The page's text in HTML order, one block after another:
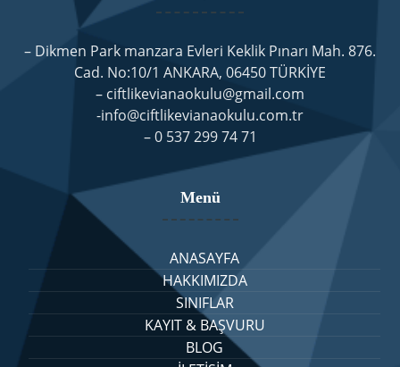
– Dikmen Park manzara Evleri Keklik Pınarı Mah. 876.
Cad. No:10/1 ANKARA, 06450 TÜRKİYE
– ciftlikevianaokulu@gmail.com
-info@ciftlikevianaokulu.com.tr
– 0 537 299 74 71
Menü
ANASAYFA
HAKKIMIZDA
SINIFLAR
KAYIT & BAŞVURU
BLOG